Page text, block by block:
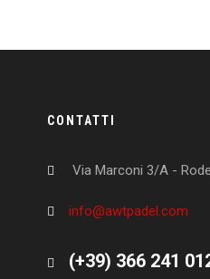
CONTATTI
Via Marconi 3/A -
info@awtpadel.com
(+39) 366 241